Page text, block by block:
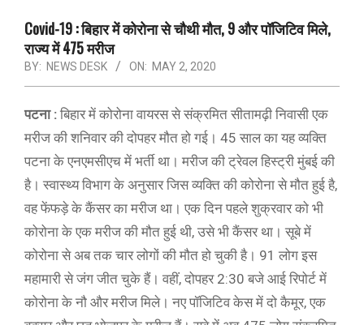
Covid-19 : बिहार में कोरोना से चौथी मौत, 9 और पॉजिटिव मिले,
राज्य में 475 मरीज
BY: NEWS DESK ON: MAY 2, 2020
पटना : बिहार में कोरोना वायरस से संक्रमित सीतामढ़ी निवासी एक
मरीज की शनिवार की दोपहर मौत हो गई। 45 साल का यह व्यक्ति
पटना के एनएमसीएच में भर्ती था। मरीज की ट्रेवल हिस्ट्री मुंबई की
है। स्वास्थ्य विभाग के अनुसार जिस व्यक्ति की कोरोना से मौत हुई है,
वह फेंफड़े के कैंसर का मरीज था। एक दिन पहले शुक्रवार को भी
कोरोना के एक मरीज की मौत हुई थी, उसे भी कैंसर था। सूबे में
कोरोना से अब तक चार लोगों की मौत हो चुकी है। 91 लोग इस
महामारी से जंग जीत चुके हैं। वहीं, दोपहर 2:30 बजे आई रिपोर्ट में
कोरोना के नौ और मरीज मिले। नए पॉजिटिव केस में दो कैमूर, एक